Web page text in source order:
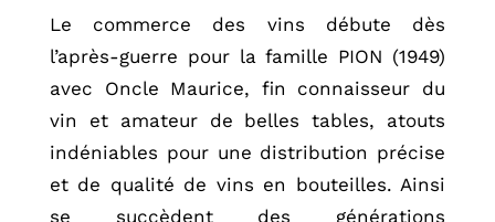
Le commerce des vins débute dès
l’après-guerre pour la famille PION (1949)
avec Oncle Maurice, fin connaisseur du
vin et amateur de belles tables, atouts
indéniables pour une distribution précise
et de qualité de vins en bouteilles. Ainsi
se succèdent des générations